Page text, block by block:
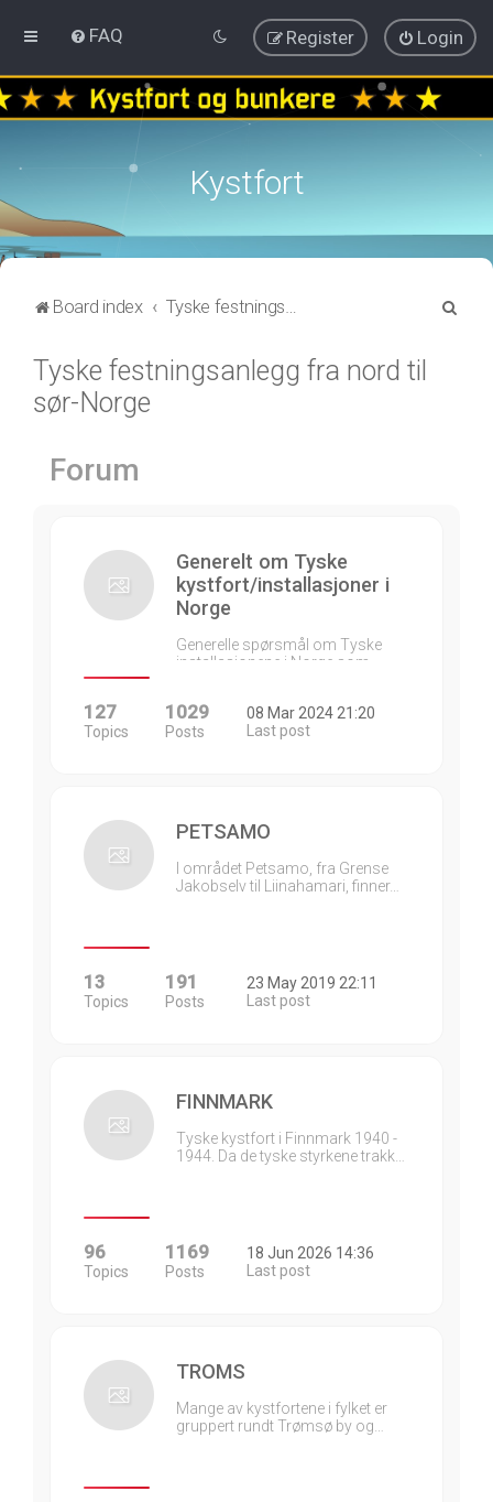
FAQ Login
Register
Kystfort
Board index Tyske festningsanlegg fra nord til sør-Norge
Tyske festningsanlegg fra nord til
sør-Norge
Forum
Generelt om Tyske
kystfort/installasjoner i
Norge
Generelle spørsmål om Tyske
installasjonene i Norge som…
127
Topics
1029
Posts
08 Mar 2024 21:20
Last post
PETSAMO
I området Petsamo, fra Grense
Jakobselv til Liinahamari, finner…
13
Topics
191
Posts
23 May 2019 22:11
Last post
FINNMARK
Tyske kystfort i Finnmark 1940 -
1944. Da de tyske styrkene trakk…
96
Topics
1169
Posts
18 Jun 2026 14:36
Last post
TROMS
Mange av kystfortene i fylket er
gruppert rundt Trømsø by og…